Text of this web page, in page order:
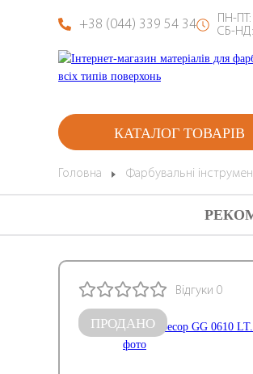
+38 (044) 339 54 34
ПН-
СБ-НД:
КАТАЛОГ ТОВАРІВ
Головна Фарбувальні
Відгуки 0
ПРОДАНО